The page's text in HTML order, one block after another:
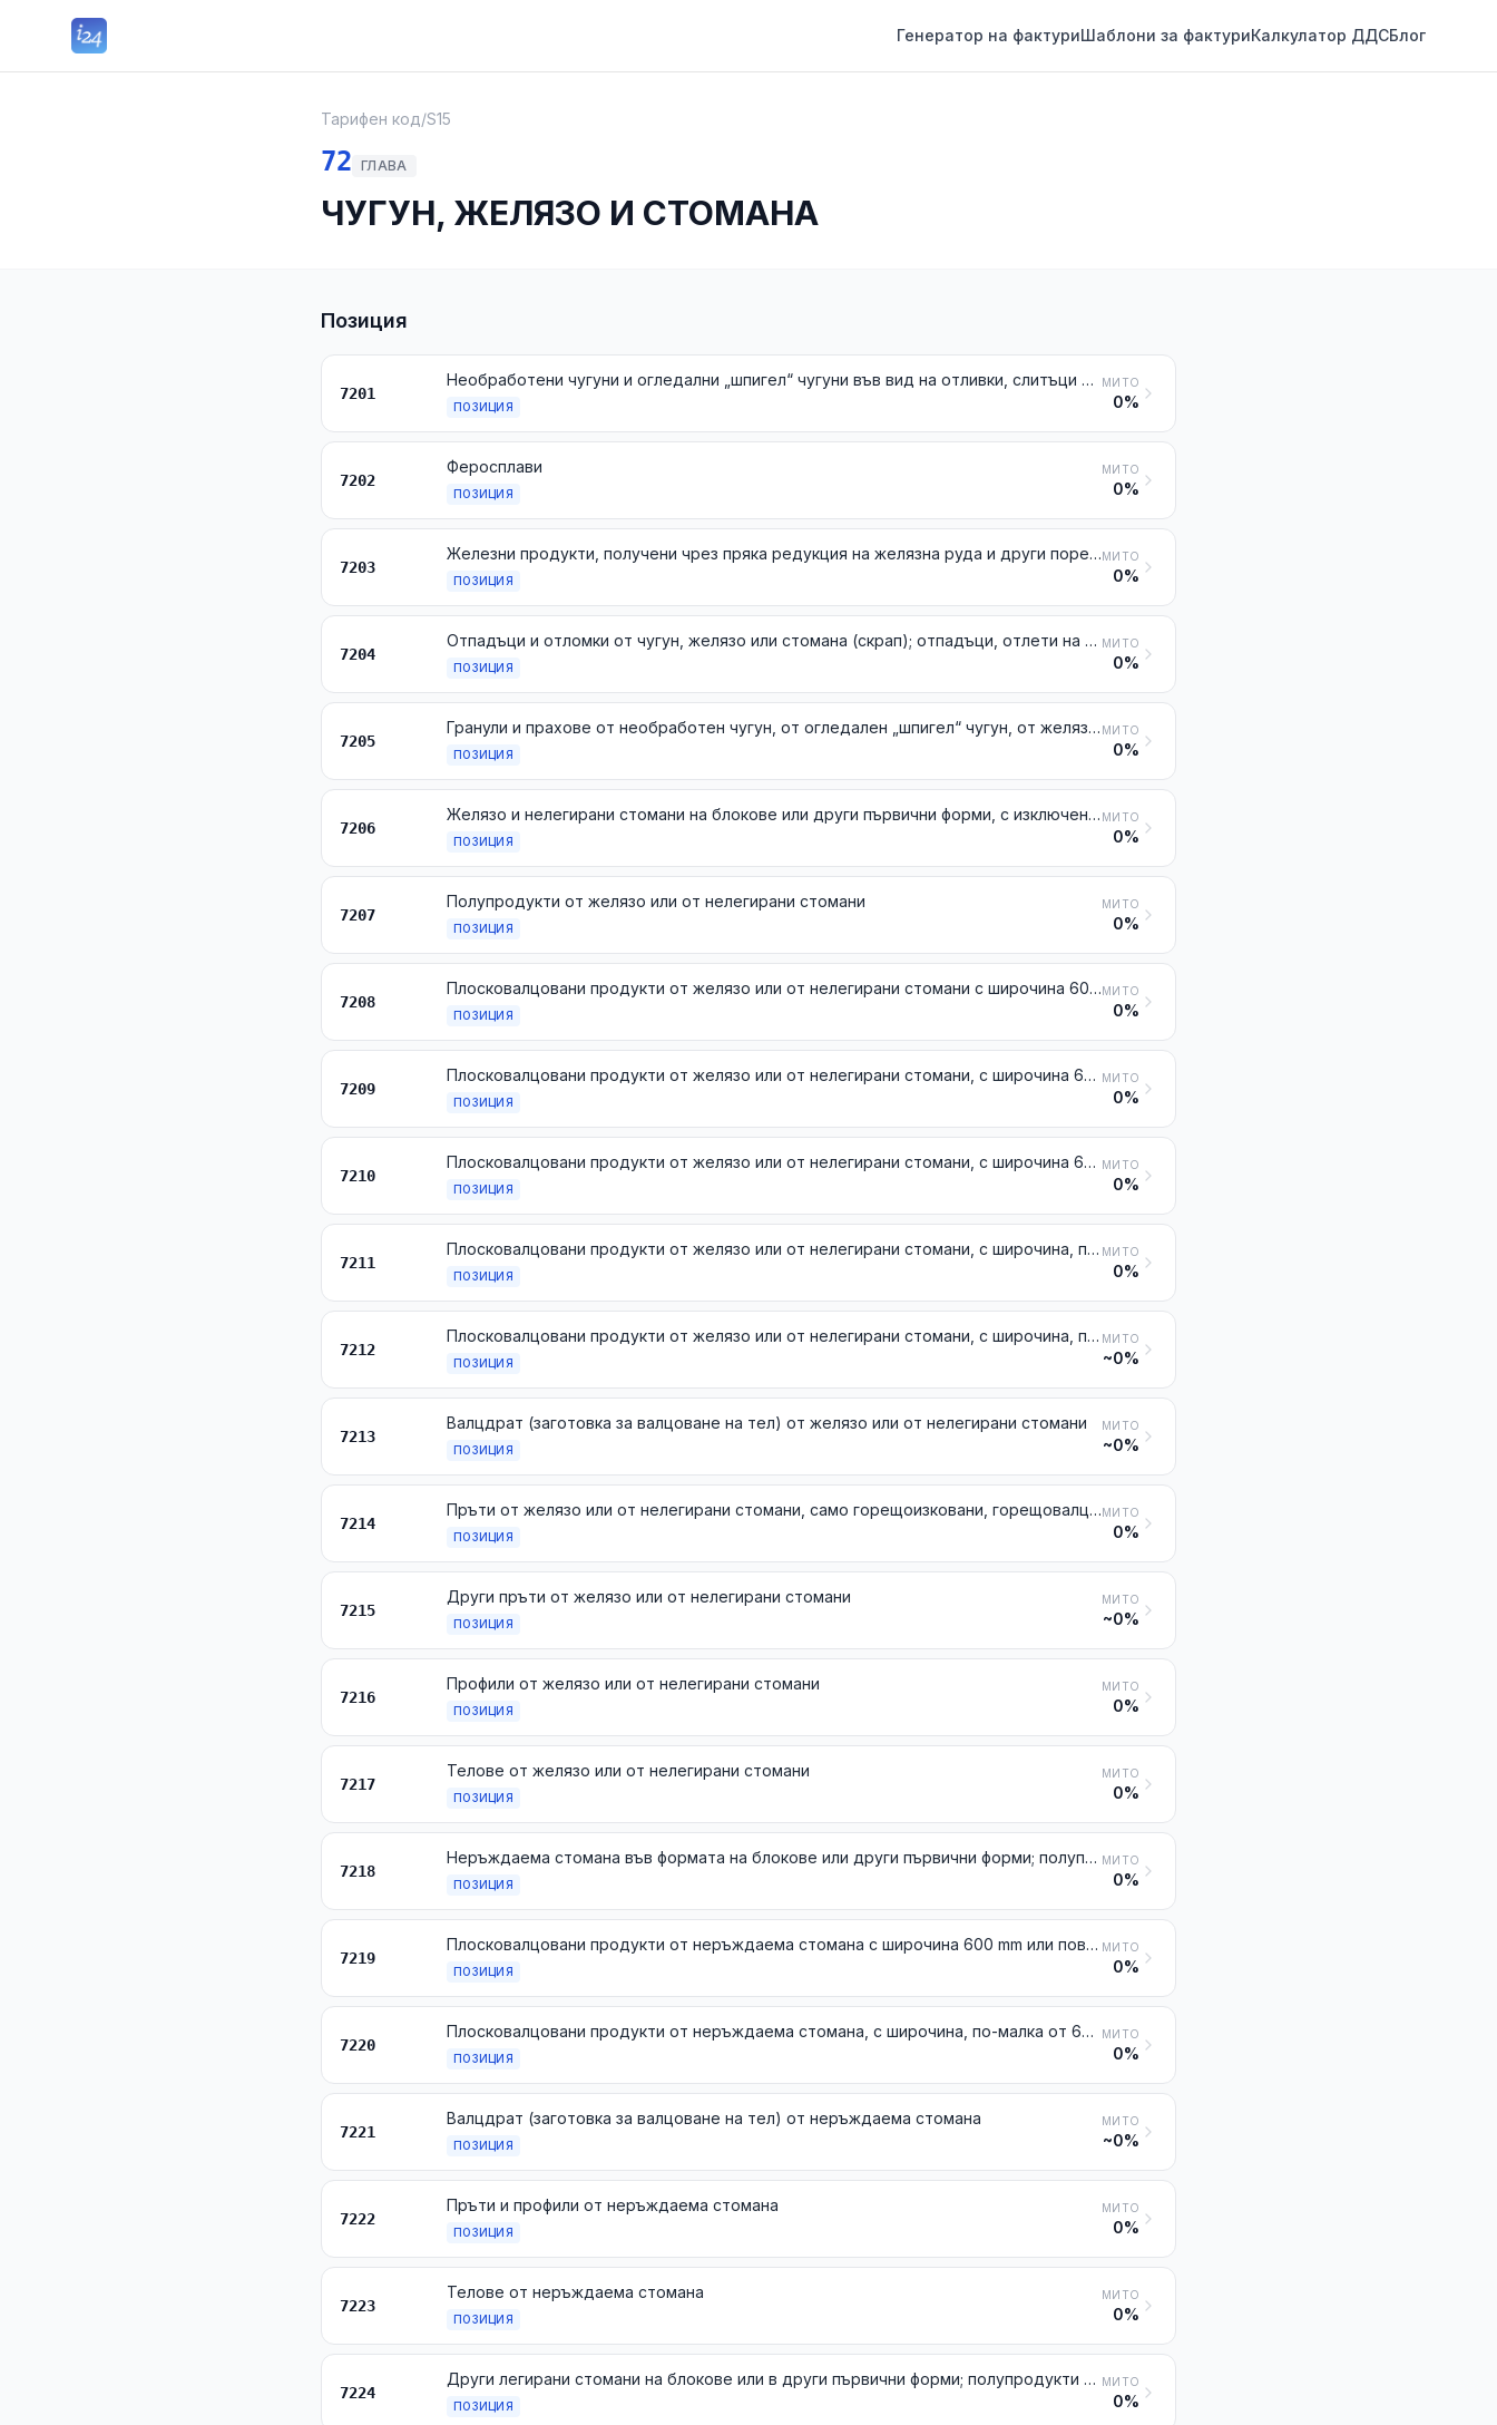
Генератор на фактуриШаблони за фактуриКалкулатор ДДСБлог
Тарифен код/S15
72 ГЛАВА
ЧУГУН, ЖЕЛЯЗО И СТОМАНА
Позиция
7201
Необработени чугуни и огледални „шпигел“ чугуни във вид на отливки, слитъци или други първични форми
ПОЗИЦИЯ
МИТО
0%
7202
Феросплави
ПОЗИЦИЯ
МИТО
0%
7203
Железни продукти, получени чрез пряка редукция на желязна руда и други порести железни продукти, на парчета, топчета или подобни форми; желязо с минимална чистота 99,94 % тегловно, на парчета, топчета или подобни форми
ПОЗИЦИЯ
МИТО
0%
7204
Отпадъци и отломки от чугун, желязо или стомана (скрап); отпадъци, отлети на блокове, от желязо или стомана
ПОЗИЦИЯ
МИТО
0%
7205
Гранули и прахове от необработен чугун, от огледален „шпигел“ чугун, от желязо или от стомана
ПОЗИЦИЯ
МИТО
0%
7206
Желязо и нелегирани стомани на блокове или други първични форми, с изключение на желязото от № 7203
ПОЗИЦИЯ
МИТО
0%
7207
Полупродукти от желязо или от нелегирани стомани
ПОЗИЦИЯ
МИТО
0%
7208
Плосковалцовани продукти от желязо или от нелегирани стомани с широчина 600 mm или повече, горещовалцовани, неплакирани, нито покрити
ПОЗИЦИЯ
МИТО
0%
7209
Плосковалцовани продукти от желязо или от нелегирани стомани, с широчина 600 mm или повече, студеновалцовани, неплакирани, нито покрити
ПОЗИЦИЯ
МИТО
0%
7210
Плосковалцовани продукти от желязо или от нелегирани стомани, с широчина 600 mm или повече, плакирани или покрити
ПОЗИЦИЯ
МИТО
0%
7211
Плосковалцовани продукти от желязо или от нелегирани стомани, с широчина, по-малка от 600 mm, неплакирани, нито покрити
ПОЗИЦИЯ
МИТО
0%
7212
Плосковалцовани продукти от желязо или от нелегирани стомани, с широчина, по-малка от 600 mm, плакирани или покрити
ПОЗИЦИЯ
МИТО
~0%
7213
Валцдрат (заготовка за валцоване на тел) от желязо или от нелегирани стомани
ПОЗИЦИЯ
МИТО
~0%
7214
Пръти от желязо или от нелегирани стомани, само горещоизковани, горещовалцовани или горещоизтеглени, както и тези, които са били подложени на усукване след валцоване
ПОЗИЦИЯ
МИТО
0%
7215
Други пръти от желязо или от нелегирани стомани
ПОЗИЦИЯ
МИТО
~0%
7216
Профили от желязо или от нелегирани стомани
ПОЗИЦИЯ
МИТО
0%
7217
Телове от желязо или от нелегирани стомани
ПОЗИЦИЯ
МИТО
0%
7218
Неръждаема стомана във формата на блокове или други първични форми; полупродукти от неръждаеми стомани
ПОЗИЦИЯ
МИТО
0%
7219
Плосковалцовани продукти от неръждаема стомана с широчина 600 mm или повече
ПОЗИЦИЯ
МИТО
0%
7220
Плосковалцовани продукти от неръждаема стомана, с широчина, по-малка от 600 mm
ПОЗИЦИЯ
МИТО
0%
7221
Валцдрат (заготовка за валцоване на тел) от неръждаема стомана
ПОЗИЦИЯ
МИТО
~0%
7222
Пръти и профили от неръждаема стомана
ПОЗИЦИЯ
МИТО
0%
7223
Телове от неръждаема стомана
ПОЗИЦИЯ
МИТО
0%
7224
Други легирани стомани на блокове или в други първични форми; полупродукти от други легирани стомани
ПОЗИЦИЯ
МИТО
0%